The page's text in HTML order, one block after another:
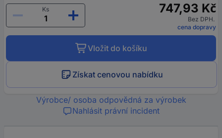
Ks
747,93 Kč
Bez DPH.
cena dopravy
Vložit do košíku
Získat cenovou nabídku
Výrobce/ osoba odpovědná za výrobek
Nahlásit právní incident